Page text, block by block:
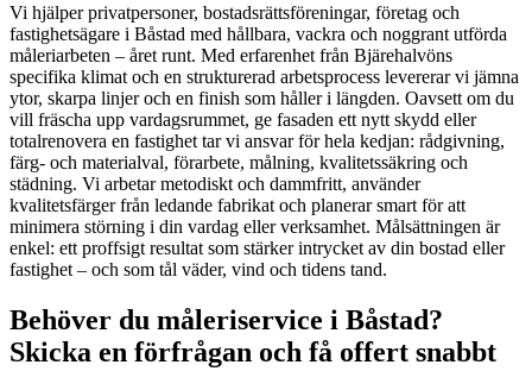
Vi hjälper privatpersoner, bostadsrättsföreningar, företag och
fastighetsägare i Båstad med hållbara, vackra och noggrant utförda
måleriarbeten – året runt. Med erfarenhet från Bjärehalvöns
specifika klimat och en strukturerad arbetsprocess levererar vi jämna
ytor, skarpa linjer och en finish som håller i längden. Oavsett om du
vill fräscha upp vardagsrummet, ge fasaden ett nytt skydd eller
totalrenovera en fastighet tar vi ansvar för hela kedjan: rådgivning,
färg- och materialval, förarbete, målning, kvalitetssäkring och
städning. Vi arbetar metodiskt och dammfritt, använder
kvalitetsfärger från ledande fabrikat och planerar smart för att
minimera störning i din vardag eller verksamhet. Målsättningen är
enkel: ett proffsigt resultat som stärker intrycket av din bostad eller
fastighet – och som tål väder, vind och tidens tand.
Behöver du måleriservice i Båstad?
Skicka en förfrågan och få offert snabbt